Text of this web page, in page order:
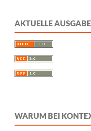
AKTUELLE AUSGABE
WARUM BEI